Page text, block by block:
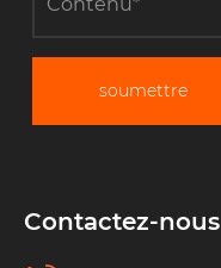
soumettre
Contactez-nous